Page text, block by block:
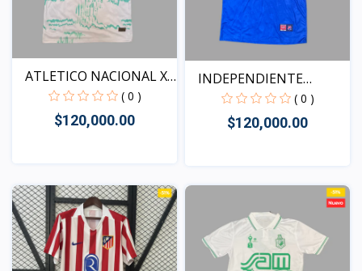
ATLETICO NACIONAL X
BLE...
( 0 )
$120,000.00
Vista
INDEPENDIENTE
MEDELLIN...
( 0 )
$120,000.00
Vista